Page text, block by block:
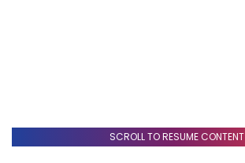
SCROLL TO RESUME CONTENT